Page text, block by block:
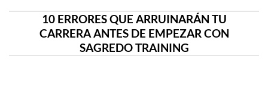
10 ERRORES QUE ARRUINARÁN TU
CARRERA ANTES DE EMPEZAR CON
SAGREDO TRAINING